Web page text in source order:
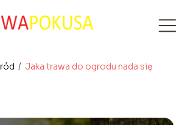
/ Jaka trawa do ogrodu nada się